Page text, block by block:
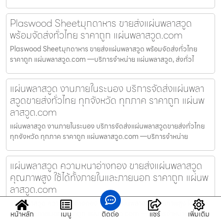
Plaswood Sheetมุกดาหาร ขายส่งแผ่นพลาสวูด
พร้อมจัดส่งทั่วไทย ราคาถูก แผ่นพลาสวูด.com
Plaswood Sheetมุกดาหาร ขายส่งแผ่นพลาสวูด พร้อมจัดส่งทั่วไทย
ราคาถูก แผ่นพลาสวูด.com —บริการจำหน่าย แผ่นพลาสวูด, ส่งทั่วไ
แผ่นพลาสวูด งานภายในระนอง บริการจัดส่งแผ่นพลา
สวูดขายส่งทั่วไทย ทุกจังหวัด ทุกภาค ราคาถูก แผ่นพ
ลาสวูด.com
แผ่นพลาสวูด งานภายในระนอง บริการจัดส่งแผ่นพลาสวูดขายส่งทั่วไทย
ทุกจังหวัด ทุกภาค ราคาถูก แผ่นพลาสวูด.com —บริการจำหน่าย
แผ่นพลาสวูด ความหนาอ่างทอง ขายส่งแผ่นพลาสวูด
คุณภาพสูง ใช้ได้ทั้งภายในและภายนอก ราคาถูก แผ่นพ
ลาสวูด.com
แผ่นพลาสวูด ความหนาอ่างทอง ขายส่งแผ่นพลาสวูด คุณภาพสูง ใช้ได้ทั้ง
ภายในและภายนอก ราคาถูก แผ่นพลาสวูด.com —บริการจำหน่าย แ
หน้าหลัก เมนู ติดต่อ แชร์ เพิ่มเติม